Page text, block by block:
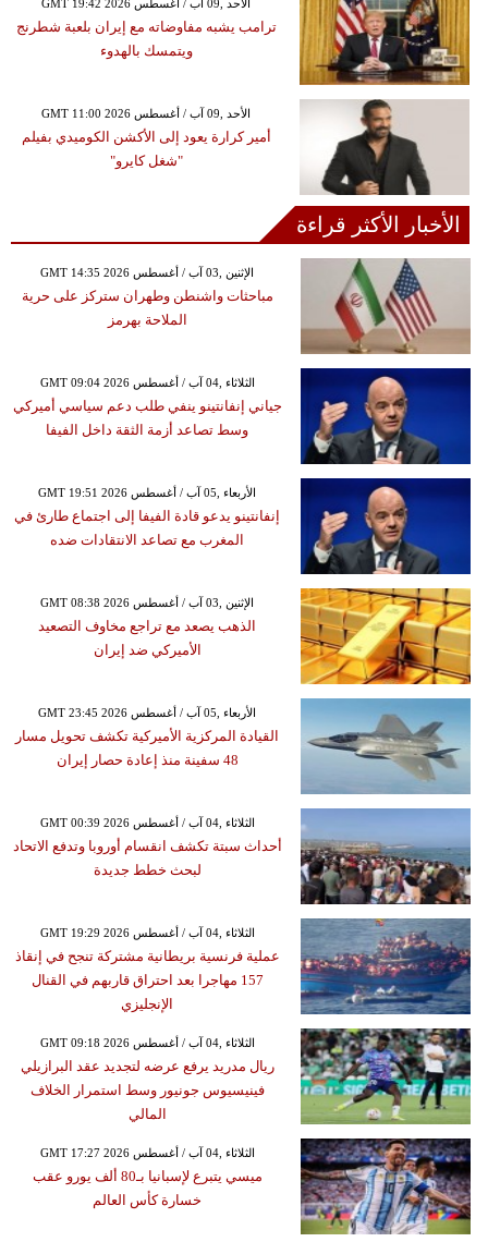
GMT 19:42 2026 الأحد ,09 آب / أغسطس
ترامب يشبه مفاوضاته مع إيران بلعبة شطرنج
ويتمسك بالهدوء
GMT 11:00 2026 الأحد ,09 آب / أغسطس
أمير كرارة يعود إلى الأكشن الكوميدي بفيلم
"شغل كايرو"
الأخبار الأكثر قراءة
GMT 14:35 2026 الإثنين ,03 آب / أغسطس
مباحثات واشنطن وطهران ستركز على حرية
الملاحة بهرمز
GMT 09:04 2026 الثلاثاء ,04 آب / أغسطس
جياني إنفانتينو ينفي طلب دعم سياسي أميركي
وسط تصاعد أزمة الثقة داخل الفيفا
GMT 19:51 2026 الأربعاء ,05 آب / أغسطس
إنفانتينو يدعو قادة الفيفا إلى اجتماع طارئ في
المغرب مع تصاعد الانتقادات ضده
GMT 08:38 2026 الإثنين ,03 آب / أغسطس
الذهب يصعد مع تراجع مخاوف التصعيد
الأميركي ضد إيران
GMT 23:45 2026 الأربعاء ,05 آب / أغسطس
القيادة المركزية الأميركية تكشف تحويل مسار
48 سفينة منذ إعادة حصار إيران
GMT 00:39 2026 الثلاثاء ,04 آب / أغسطس
أحداث سبتة تكشف انقسام أوروبا وتدفع الاتحاد
لبحث خطط جديدة
GMT 19:29 2026 الثلاثاء ,04 آب / أغسطس
عملية فرنسية بريطانية مشتركة تنجح في إنقاذ
157 مهاجرا بعد احتراق قاربهم في القنال
الإنجليزي
GMT 09:18 2026 الثلاثاء ,04 آب / أغسطس
ريال مدريد يرفع عرضه لتجديد عقد البرازيلي
فينيسيوس جونيور وسط استمرار الخلاف
المالي
GMT 17:27 2026 الثلاثاء ,04 آب / أغسطس
ميسي يتبرع لإسبانيا بـ80 ألف يورو عقب
خسارة كأس العالم